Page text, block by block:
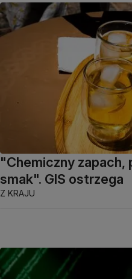
"Chemiczny zapach,
smak". GIS ostrzega
Z KRAJU